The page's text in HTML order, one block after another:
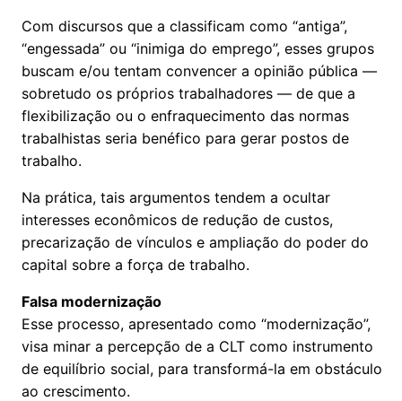
Com discursos que a classificam como “antiga”,
“engessada” ou “inimiga do emprego”, esses grupos
buscam e/ou tentam convencer a opinião pública —
sobretudo os próprios trabalhadores — de que a
flexibilização ou o enfraquecimento das normas
trabalhistas seria benéfico para gerar postos de
trabalho.
Na prática, tais argumentos tendem a ocultar
interesses econômicos de redução de custos,
precarização de vínculos e ampliação do poder do
capital sobre a força de trabalho.
Falsa modernização
Esse processo, apresentado como “modernização”,
visa minar a percepção de a CLT como instrumento
de equilíbrio social, para transformá-la em obstáculo
ao crescimento.